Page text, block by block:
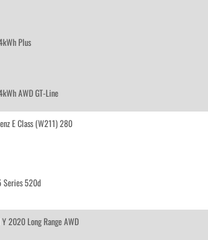
Plus
AWD GT-Line
E Class (W211) 280
Series 520d
2020 Long Range AWD